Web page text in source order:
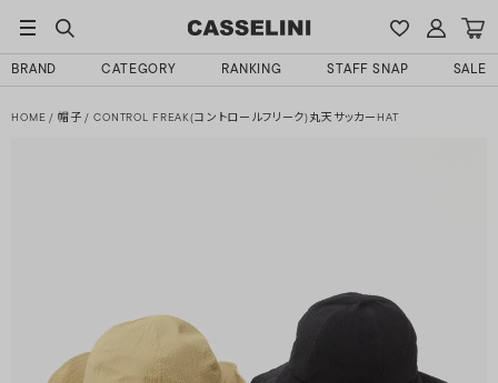
BRAND CATEGORY RANKING STAFF SNAP SALE
HOME 帽子 CONTROL FREAK(コントロールフリーク)丸天サッカーHAT